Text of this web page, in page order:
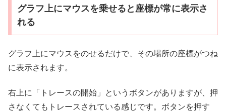
グラフ上にマウスを乗せると座標が常に表示さ
れる
グラフ上にマウスをのせるだけで、その場所の座標がつね
に表示されます。
右上に「トレースの開始」というボタンがありますが、押
さなくてもトレースされている感じです。ボタンを押す